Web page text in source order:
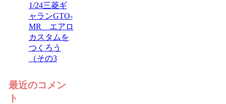
1/24三菱ギ
ャランGTO-
MR エアロ
カスタムを
つくろう
（その3
最近のコメン
ト